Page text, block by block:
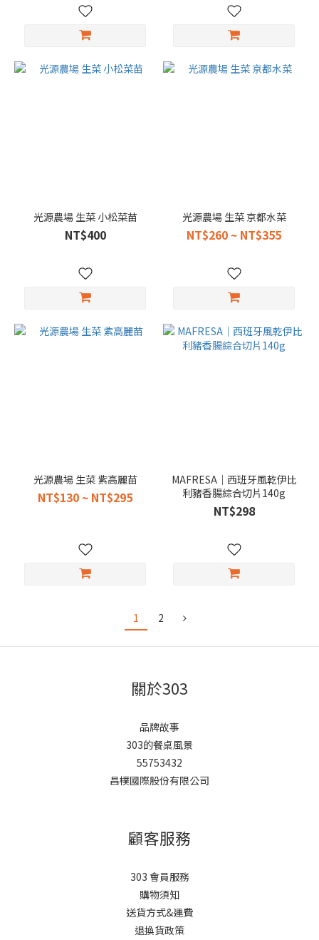
光源農場 生菜 小松菜苗
NT$400
光源農場 生菜 京都水菜
NT$260 ~ NT$355
光源農場 生菜 紫高麗苗
NT$130 ~ NT$295
MAFRESA｜西班牙風乾伊比
利豬香腸綜合切片140g
NT$298
1 2
關於303
品牌故事
303的餐桌風景
55753432
昌樸國際股份有限公司
顧客服務
303 會員服務
購物須知
送貨方式&運費
退換貨政策